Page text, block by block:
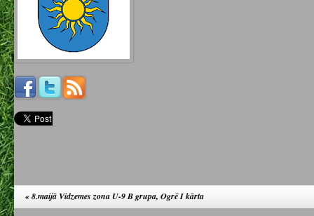
«8.maijā Vidzemes zona U-9 B grupa, Ogrē I kārta